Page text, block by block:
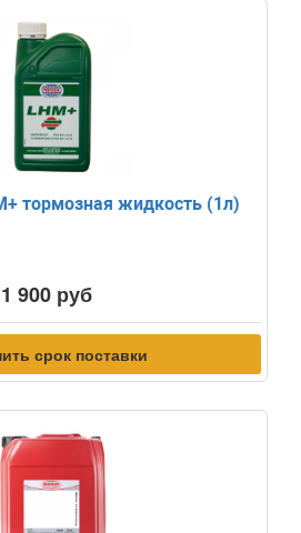
тормозная жидкость (1л)
1 900 руб
срок поставки